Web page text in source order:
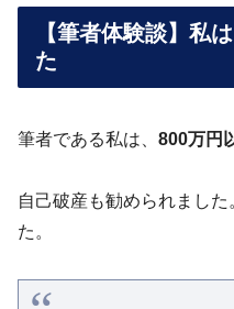
【筆者体験談】私
た
筆者である私は、 800万円
自己破産も勧められまし
た。